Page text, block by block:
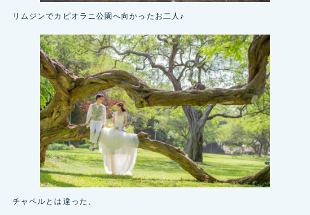
リムジンでカピオラニ公園へ向かったお二人♪
チャペルとは違った、